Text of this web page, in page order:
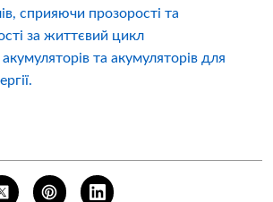
сприяючи прозорості та
за життєвий цикл
та акумуляторів для